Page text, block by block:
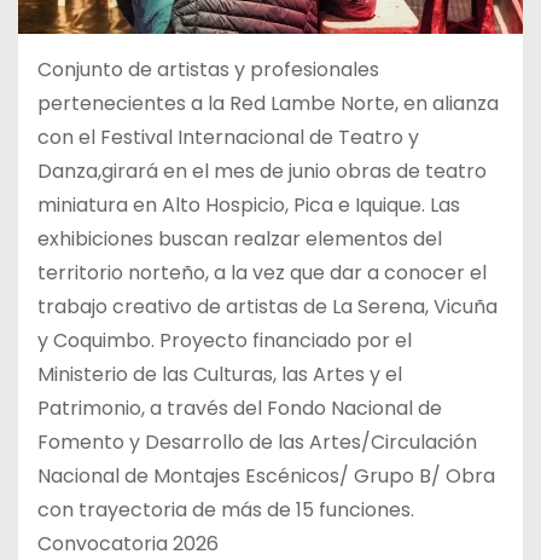
Conjunto de artistas y profesionales
pertenecientes a la Red Lambe Norte, en alianza
con el Festival Internacional de Teatro y
Danza,girará en el mes de junio obras de teatro
miniatura en Alto Hospicio, Pica e Iquique. Las
exhibiciones buscan realzar elementos del
territorio norteño, a la vez que dar a conocer el
trabajo creativo de artistas de La Serena, Vicuña
y Coquimbo. Proyecto financiado por el
Ministerio de las Culturas, las Artes y el
Patrimonio, a través del Fondo Nacional de
Fomento y Desarrollo de las Artes/Circulación
Nacional de Montajes Escénicos/ Grupo B/ Obra
con trayectoria de más de 15 funciones.
Convocatoria 2026